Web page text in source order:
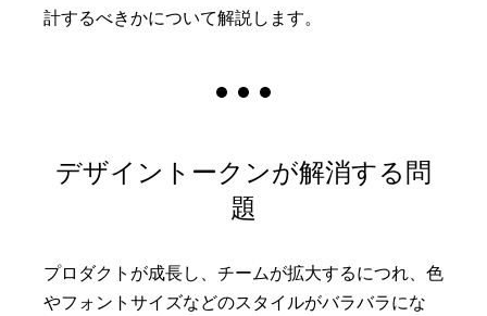
計するべきかについて解説します。
デザイントークンが解消する問
題
プロダクトが成長し、チームが拡大するにつれ、色
やフォントサイズなどのスタイルがバラバラにな